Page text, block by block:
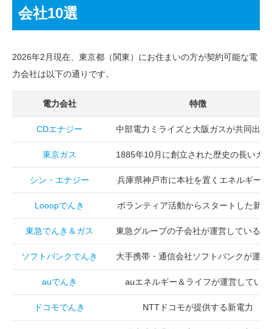
会社10選
2026年2月現在、東京都（関東）にお住まいの方が契約可能な電
力会社は以下の通りです。
電力会社 特徴
CDエナジー 中部電力ミライズと大阪ガスが共同出
東京ガス 1885年10月に創立された歴史の長いガ
シン・エナジー 兵庫県神戸市に本社を置くエネルギー企
Looopでんき ボランティア活動からスタートした新電
東急でんき＆ガス 東急グループの子会社が運営している新
ソフトバンクでんき 大手携帯・通信会社ソフトバンクが運営
auでんき auエネルギー＆ライフが運営している
ドコモでんき NTTドコモが提供する新電力